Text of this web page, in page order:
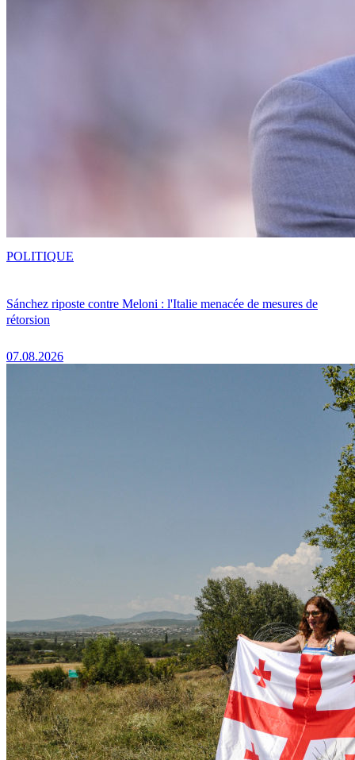
Sánchez riposte contre Meloni : l'Italie menacée de mesures de
rétorsion
07.08.2026
POLITIQUE